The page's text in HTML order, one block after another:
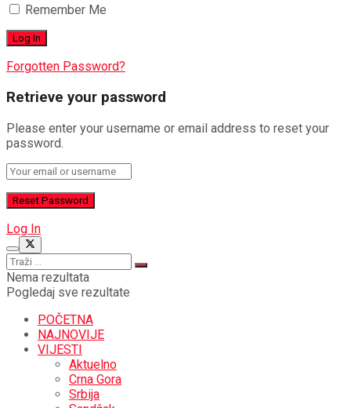
Remember Me
Forgotten Password?
Retrieve your password
Please enter your username or email address to reset your
password.
Log In
Nema rezultata
Pogledaj sve rezultate
POČETNA
NAJNOVIJE
VIJESTI
Aktuelno
Crna Gora
Srbija